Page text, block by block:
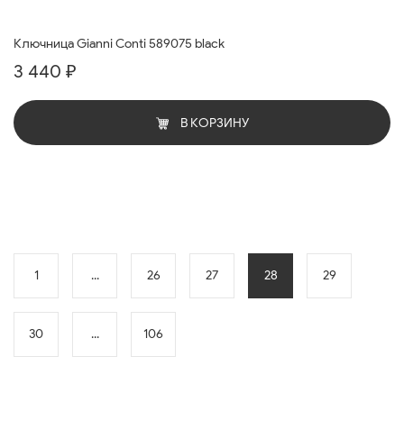
Ключница Gianni Conti 589075 black
3 440 ₽
В КОРЗИНУ
1 ... 26 27 28 29
30 ... 106